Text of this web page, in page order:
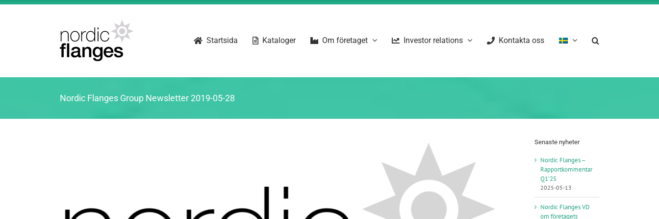
Fortsätt
Startsida Kataloger Om företaget Investor relations Kontakta oss
Nordic Flanges Group Newsletter 2019-05-28
Senaste nyheter
Nordic Flanges –
Rapportkommentar
Q1’25
2025-05-13
Nordic Flanges VD
om företagets